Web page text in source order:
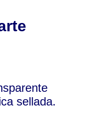
sellada.